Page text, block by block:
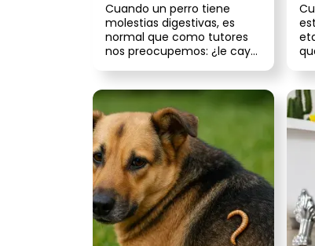
Cuando un perro tiene
molestias digestivas, es
normal que como tutores
nos preocupemos: ¿le cayó